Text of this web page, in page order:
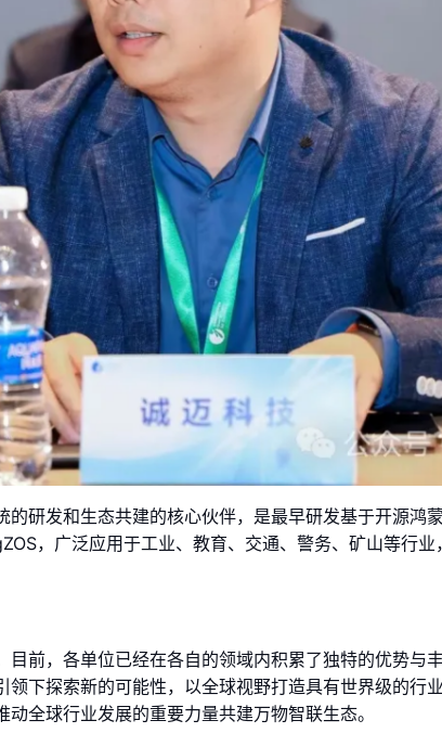
的研发和生态共建的核心伙伴，是最早研发基于开源鸿
，广泛应用于工业、教育、交通、警务、矿山等行
目前，各单位已经在各自的领域内积累了独特的优势与
领下探索新的可能性，以全球视野打造具有世界级的行
全球行业发展的重要力量共建万物智联生态。